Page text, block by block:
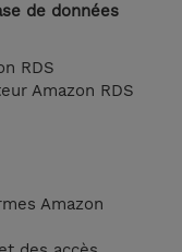
de données
RDS
Amazon RDS
Amazon